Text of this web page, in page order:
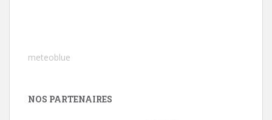
meteoblue
NOS PARTENAIRES